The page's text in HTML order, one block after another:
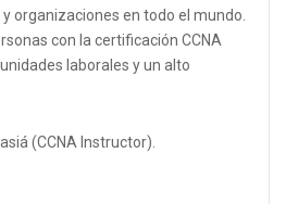
organizaciones en todo el mundo.
con la certificación CCNA
laborales y un alto
(CCNA Instructor).